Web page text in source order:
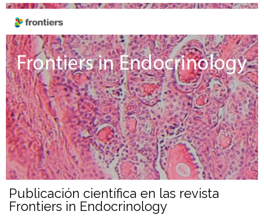
Publicación científica en las revista
Frontiers in Endocrinology